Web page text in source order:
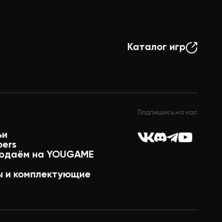
Каталог игр
на YOUGAME
и комплектующие
Подпишись на нас